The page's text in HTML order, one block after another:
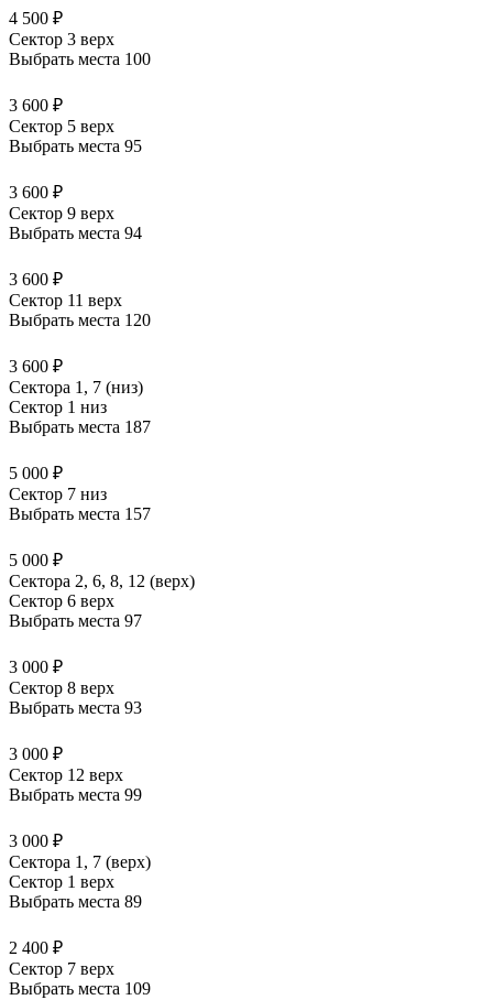
4 500 ₽
Сектор 3 верх
Выбрать места 100
3 600 ₽
Сектор 5 верх
Выбрать места 95
3 600 ₽
Сектор 9 верх
Выбрать места 94
3 600 ₽
Сектор 11 верх
Выбрать места 120
3 600 ₽
Сектора 1, 7 (низ)
Сектор 1 низ
Выбрать места 187
5 000 ₽
Сектор 7 низ
Выбрать места 157
5 000 ₽
Сектора 2, 6, 8, 12 (верх)
Сектор 6 верх
Выбрать места 97
3 000 ₽
Сектор 8 верх
Выбрать места 93
3 000 ₽
Сектор 12 верх
Выбрать места 99
3 000 ₽
Сектора 1, 7 (верх)
Сектор 1 верх
Выбрать места 89
2 400 ₽
Сектор 7 верх
Выбрать места 109